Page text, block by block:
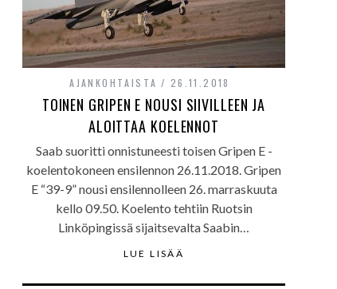
AJANKOHTAISTA 26.11.2018
TOINEN GRIPEN E NOUSI SIIVILLEEN JA
ALOITTAA KOELENNOT
Saab suoritti onnistuneesti toisen Gripen E -
koelentokoneen ensilennon 26.11.2018. Gripen
E “39-9” nousi ensilennolleen 26. marraskuuta
kello 09.50. Koelento tehtiin Ruotsin
Linköpingissä sijaitsevalta Saabin…
LUE LISÄÄ